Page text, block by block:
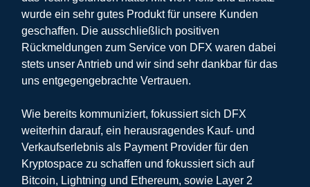
wurde ein sehr gutes Produkt für unsere Kunden
geschaffen. Die ausschließlich positiven
Rückmeldungen zum Service von DFX waren dabei
stets unser Antrieb und wir sind sehr dankbar für das
uns entgegengebrachte Vertrauen.
Wie bereits kommuniziert, fokussiert sich DFX
weiterhin darauf, ein herausragendes Kauf- und
Verkaufserlebnis als Payment Provider für den
Kryptospace zu schaffen und fokussiert sich auf
Bitcoin, Lightning und Ethereum, sowie Layer 2